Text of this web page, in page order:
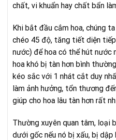
chất, vi khuẩn hay chất bẩn
Khi bắt đầu cắm hoa, chúng
chéo 45 độ, tăng tiết diện
nước) để hoa có thể hút nước
hoa khó bị tàn hơn bình
kéo sắc với 1 nhát cắt duy
làm ảnh hưởng, tổn thương
giúp cho hoa lâu tàn hơn rất
Thường xuyên quan tâm, loại
dưới gốc nếu nó bị xấu, bị dập